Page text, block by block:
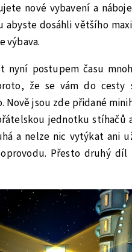
nové vybavení a
dosáhli většího
výbava.
nyní postupem času
že se vám do cesty
Nově jsou zde přidané
jednotku stíhačů
a nelze nic vytýkat ani
Přesto druhý